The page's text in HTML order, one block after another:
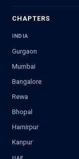
CHAPTERS
INDIA
Gurgaon
Mumbai
Bangalore
Rewa
Bhopal
Hamirpur
Kanpur